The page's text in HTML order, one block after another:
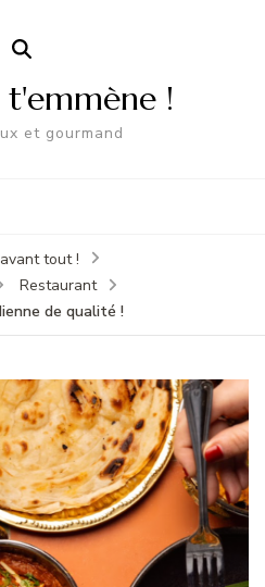
t'emmène !
et gourmand
tout !
Restaurant
de qualité !